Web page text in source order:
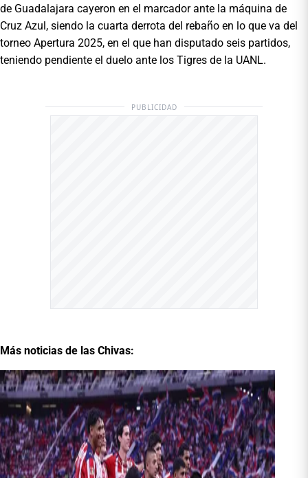
de Guadalajara cayeron en el marcador ante la máquina de
Cruz Azul, siendo la cuarta derrota del rebaño en lo que va del
torneo Apertura 2025, en el que han disputado seis partidos,
teniendo pendiente el duelo ante los Tigres de la UANL.
PUBLICIDAD
Más noticias de las Chivas: